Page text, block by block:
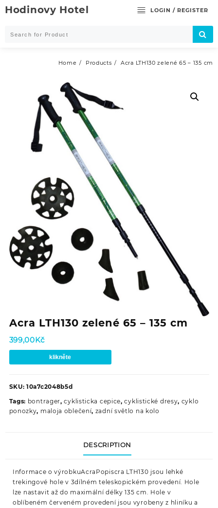
Skip
toHodinovy Hotel LOGIN / REGISTER
Home Products Acra LTH130 zelené 65 – 135 cm
Acra LTH130 zelené 65 – 135 cm
399,00Kč
klikněte
SKU: 10a7c2048b5d
Tags: bontrager,cyklisticka cepice,cyklistické dresy, cyklo
ponozky, maloja oblečení, zadní světlo na kolo
DESCRIPTION
Informace o výrobkuAcraPopiscra LTH130 jsou lehké
trekingové hole v 3dílném teleskopickém provedení. Hole
lze nastavit až do maximální délky 135 cm. Hole v
oblíbeném červeném provedení jsou vyrobeny z hliníku a